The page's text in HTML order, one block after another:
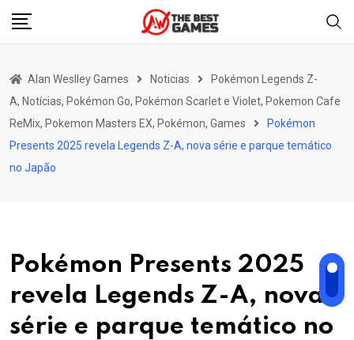
Skip
Alan Weslley Games Noticias
Pokémon Legends Z-
A, Notícias, Pokémon Go, Pokémon Scarlet e Violet, Pokemon Cafe
ReMix, Pokemon Masters EX, Pokémon, Games
Pokémon
Presents 2025 revela Legends Z-A, nova série e parque temático
no Japão
Pokémon Presents 2025
revela Legends Z-A, nova
série e parque temático no